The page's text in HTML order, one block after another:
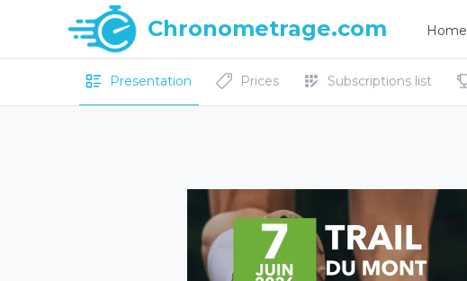
Chronometrage.com Home
Presentation Prices Subscriptions list